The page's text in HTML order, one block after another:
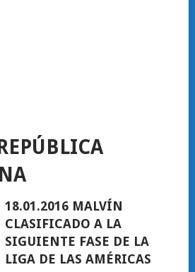
18.01.2016 MALVÍN
CLASIFICADO A LA
SIGUIENTE FASE DE LA
LIGA DE LAS AMÉRICAS